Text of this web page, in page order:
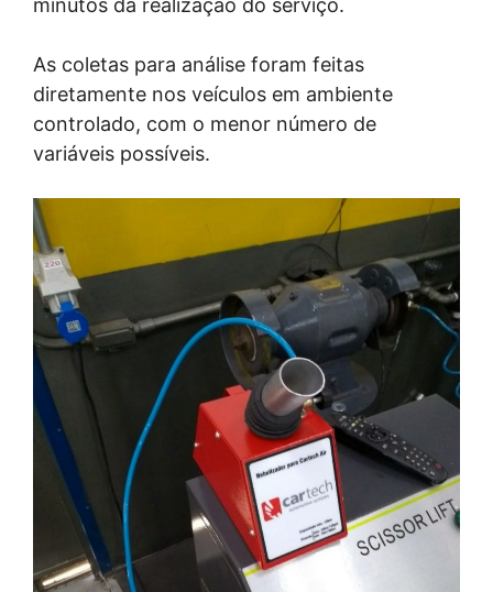
minutos da realização do serviço.
As coletas para análise foram feitas
diretamente nos veículos em ambiente
controlado, com o menor número de
variáveis possíveis.